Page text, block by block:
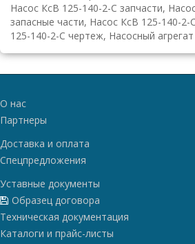
Насос КсВ 125-140-2-С запчасти,
запасные части, Насос КсВ 125-140-
125-140-2-С чертеж, Насосный
О нас
Партнеры
Доставка и оплата
Спецпредложения
Уставные документы
Образец договора
Техническая документация
Каталоги и прайс-листы